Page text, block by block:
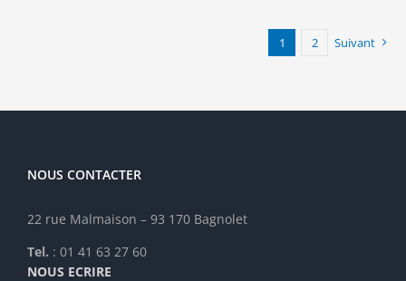
1 2 Suivant
NOUS CONTACTER
22 rue Malmaison – 93 170 Bagnolet
Tel. : 01 41 63 27 60
NOUS ECRIRE